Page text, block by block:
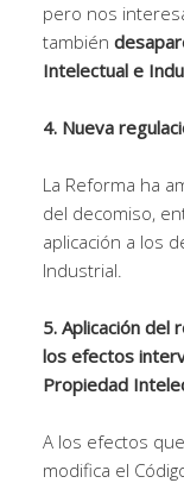
pero nos
también
Intelectual e
4. Nueva
La Reforma ha
del decomiso,
aplicación a los
Industrial.
5. Aplicación del
los efectos
Propiedad
A los efectos
modifica el